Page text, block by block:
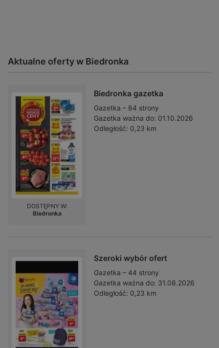
Aktualne oferty w Biedronka
Biedronka gazetka
Gazetka – 84 strony
Gazetka ważna do: 01.10.2026
Odległość: 0,23 km
DOSTĘPNY W:
Biedronka
Szeroki wybór ofert
Gazetka – 44 strony
Gazetka ważna do: 31.08.2026
Odległość: 0,23 km